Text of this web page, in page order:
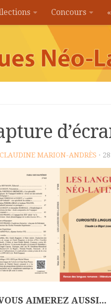
Concours
CLAUDINE MARION-ANDRÈS ·
AIMEREZ AUSSI...